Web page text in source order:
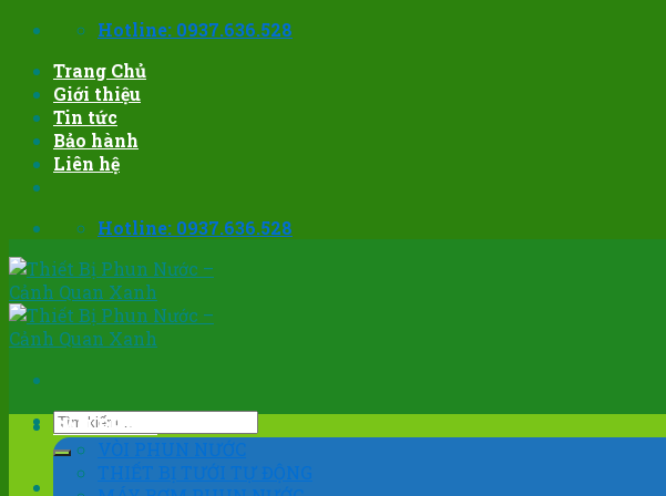
Skip
content
Hotline: 0937.636.528
Trang Chủ
Giới thiệu
Tin tức
Bảo hành
Liên hệ
Hotline: 0937.636.528
Tìm
kiếm:
SẢN PHẨM
VÒI PHUN NƯỚC
THIẾT BỊ TƯỚI TỰ ĐỘNG